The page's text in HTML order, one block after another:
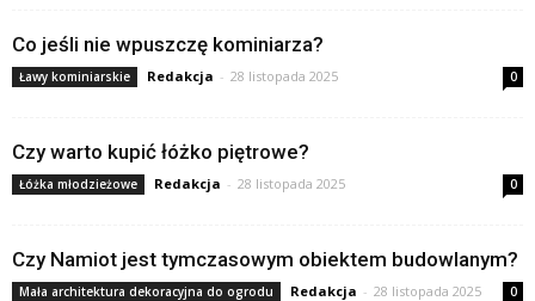
Co jeśli nie wpuszczę kominiarza?
Ławy kominiarskie Redakcja - 28 listopada 2025 0
Czy warto kupić łóżko piętrowe?
Łóżka młodzieżowe Redakcja - 28 listopada 2025 0
Czy Namiot jest tymczasowym obiektem budowlanym?
Mała architektura dekoracyjna do ogrodu Redakcja - 28 listopada 2025 0